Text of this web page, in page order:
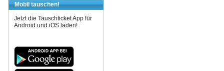
Mobil tauschen!
Jetzt die Tauschticket App für
Android und iOS laden!